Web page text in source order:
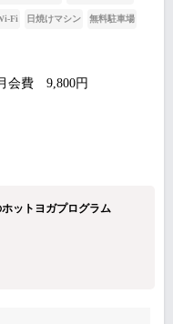
Fi 日焼けマシン 無料駐車場
会費 9,800円
ットヨガプログラム